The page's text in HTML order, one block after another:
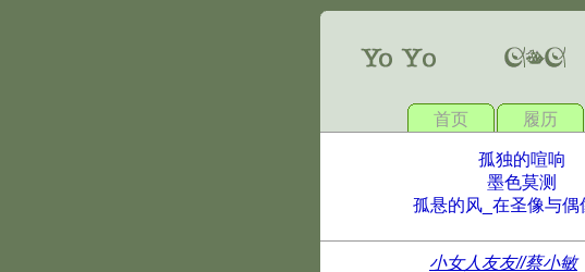
首页 履历
孤独的喧响
墨色莫测
孤悬的风_在圣像与偶
小女人友友//蔡小敏